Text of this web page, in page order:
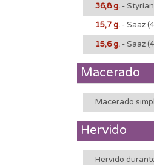
36,8 g. -
15,7 g. - Saaz
15,6 g. - Saaz
Macerado
Macerado
Hervido
Hervido